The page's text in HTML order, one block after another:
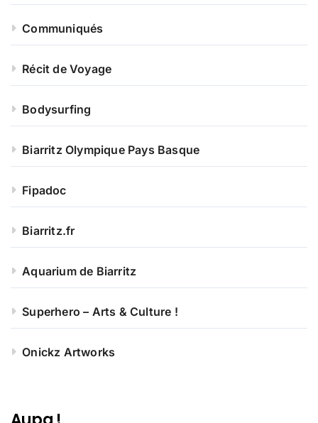
Communiqués
Récit de Voyage
Bodysurfing
Biarritz Olympique Pays Basque
Fipadoc
Biarritz.fr
Aquarium de Biarritz
Superhero – Arts & Culture !
Onickz Artworks